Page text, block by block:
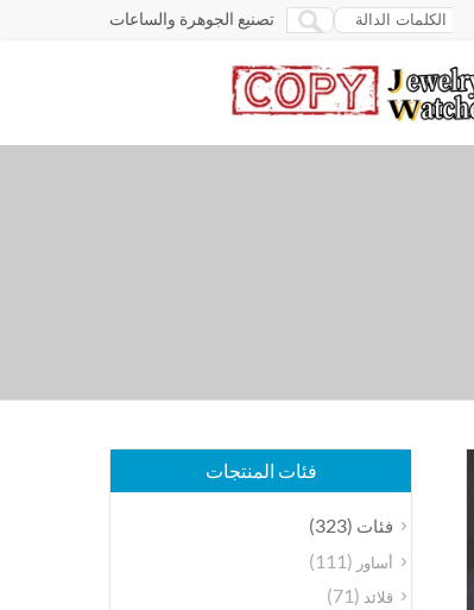
تصنيع الجوهرة والساعات
فئات المنتجات
فئات (323)
أساور (111)
قلائد (71)